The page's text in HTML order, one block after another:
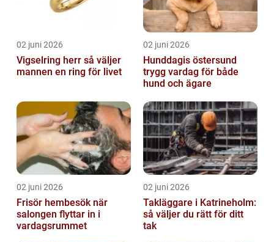
02 juni 2026
Vigselring herr så väljer
mannen en ring för livet
02 juni 2026
Hunddagis östersund
trygg vardag för både
hund och ägare
02 juni 2026
Frisör hembesök när
salongen flyttar in i
vardagsrummet
02 juni 2026
Takläggare i Katrineholm:
så väljer du rätt för ditt
tak